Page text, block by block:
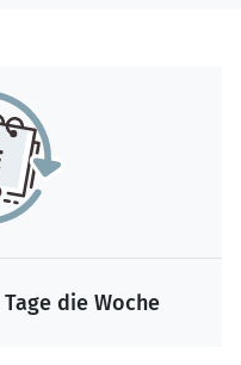
die Woche